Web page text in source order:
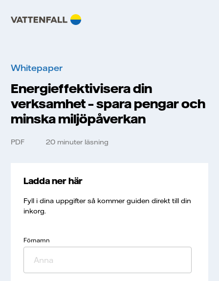
Whitepaper
Energieffektivisera din
verksamhet – spara pengar och
minska miljöpåverkan
PDF 20 minuter läsning
Ladda ner här
Fyll i dina uppgifter så kommer guiden direkt till din
inkorg.
Förnamn